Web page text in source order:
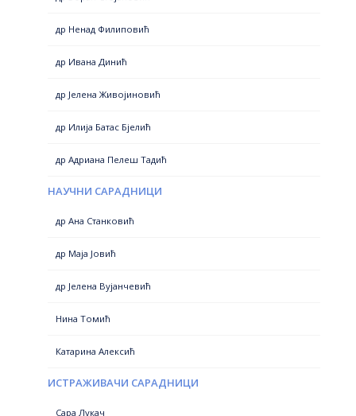
др Ненад Филиповић
др Ивана Динић
др Јелена Живојиновић
др Илија Батас Бјелић
др Адриана Пелеш Тадић
НАУЧНИ САРАДНИЦИ
др Ана Станковић
др Маја Јовић
др Јелена Вујанчевић
Нина Томић
Катарина Алексић
ИСТРАЖИВАЧИ САРАДНИЦИ
Сара Лукач